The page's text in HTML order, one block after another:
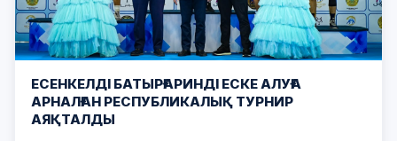
ЕСЕНКЕЛДІ БАТЫРҒАРИНДІ ЕСКЕ АЛУҒА
АРНАЛҒАН РЕСПУБЛИКАЛЫҚ ТУРНИР
АЯҚТАЛДЫ